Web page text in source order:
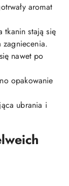
aromat
tkanin stają się
zagniecenia.
nawet po
opakowanie
ubrania i